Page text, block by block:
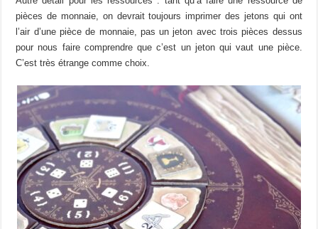
pièces de monnaie, on devrait toujours imprimer des jetons qui ont
l’air d’une pièce de monnaie, pas un jeton avec trois pièces dessus
pour nous faire comprendre que c’est un jeton qui vaut une pièce.
C’est très étrange comme choix.